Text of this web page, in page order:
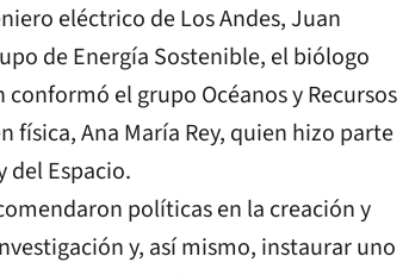
eléctrico de Los Andes, Juan
de Energía Sostenible, el biólogo
el grupo Océanos y Recursos
física, Ana María Rey, quien hizo parte
del Espacio.
políticas en la creación y
y, así mismo, instaurar uno